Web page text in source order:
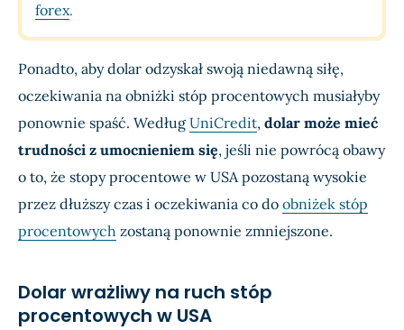
forex.
Ponadto, aby dolar odzyskał swoją niedawną siłę,
oczekiwania na obniżki stóp procentowych musiałyby
ponownie spaść. Według UniCredit, dolar może mieć
trudności z umocnieniem się, jeśli nie powrócą obawy
o to, że stopy procentowe w USA pozostaną wysokie
przez dłuższy czas i oczekiwania co do obniżek stóp
procentowych zostaną ponownie zmniejszone.
Dolar wrażliwy na ruch stóp
procentowych w USA